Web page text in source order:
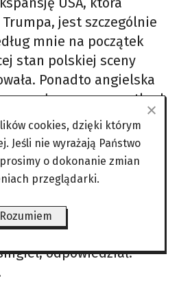
jest szczególnie
mnie na początek
stan polskiej sceny
Ponadto angielska
– zwłaszcza w zwrotkach
Mało jest jednak u nas
dobrze śpiewać
można mu akurat
się też w roli
pozwolił sobie na parę
ten, kiedy na pytanie
w Polsce
odpowiedział:
cookies, dzięki którym
Jeśli nie wyrażają Państwo
o dokonanie zmian
przeglądarki.
Rozumiem